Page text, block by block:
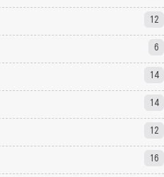
12
6
14
14
12
16